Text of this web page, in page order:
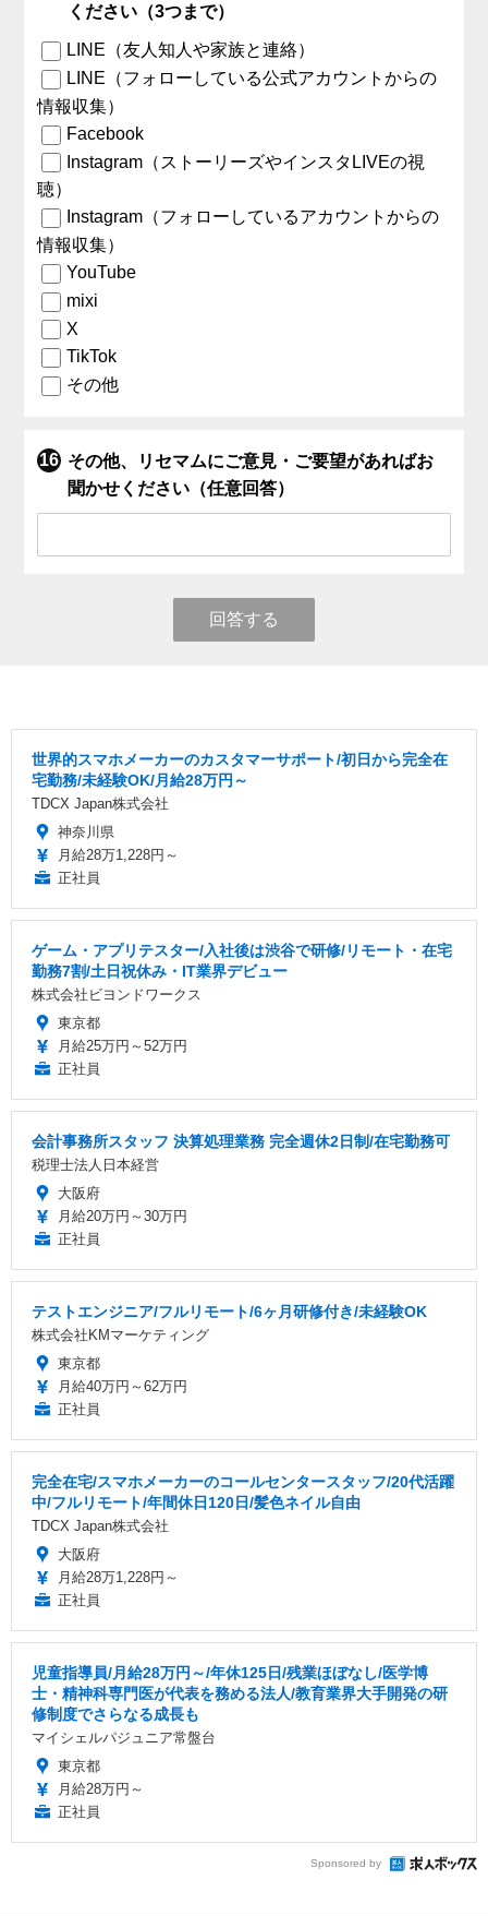
ください（3つまで）
LINE（友人知人や家族と連絡）
LINE（フォローしている公式アカウントからの
情報収集）
Facebook
Instagram（ストーリーズやインスタLIVEの視
聴）
Instagram（フォローしているアカウントからの
情報収集）
YouTube
mixi
X
TikTok
その他
その他、リセマムにご意見・ご要望があればお
聞かせください（任意回答）
回答する
世界的スマホメーカーのカスタマーサポート/初日から完全在
宅勤務/未経験OK/月給28万円～
TDCX Japan株式会社
神奈川県
月給28万1,228円～
正社員
ゲーム・アプリテスター/入社後は渋谷で研修/リモート・在宅
勤務7割/土日祝休み・IT業界デビュー
株式会社ビヨンドワークス
東京都
月給25万円～52万円
正社員
会計事務所スタッフ 決算処理業務 完全週休2日制/在宅勤務可
税理士法人日本経営
大阪府
月給20万円～30万円
正社員
テストエンジニア/フルリモート/6ヶ月研修付き/未経験OK
株式会社KMマーケティング
東京都
月給40万円～62万円
正社員
完全在宅/スマホメーカーのコールセンタースタッフ/20代活躍
中/フルリモート/年間休日120日/髪色ネイル自由
TDCX Japan株式会社
大阪府
月給28万1,228円～
正社員
児童指導員/月給28万円～/年休125日/残業ほぼなし/医学博
士・精神科専門医が代表を務める法人/教育業界大手開発の研
修制度でさらなる成長も
マイシェルパジュニア常盤台
東京都
月給28万円～
正社員
Sponsored by